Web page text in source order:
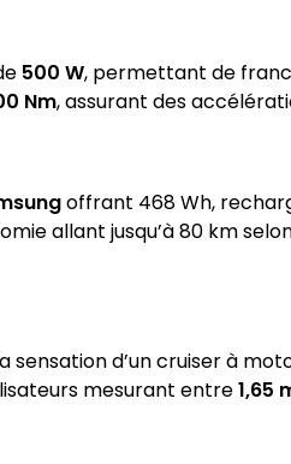
500 W, permettant de
Nm, assurant des
offrant 468 Wh,
allant jusqu’à 80 km
d’un cruiser à
mesurant entre1,65